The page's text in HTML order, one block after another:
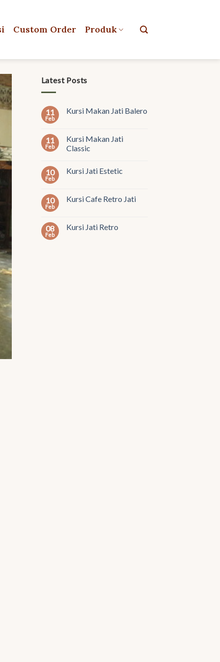
Custom Order Produk
Latest Posts
11
Feb
Kursi Makan Jati Balero
11
Feb
Kursi Makan Jati
Classic
10
Feb
Kursi Jati Estetic
10
Feb
Kursi Cafe Retro Jati
08
Feb
Kursi Jati Retro